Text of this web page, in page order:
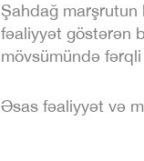
Şahdağ marşrutun
fəaliyyət göstərən
mövsümündə
Əsas fəaliyyət və